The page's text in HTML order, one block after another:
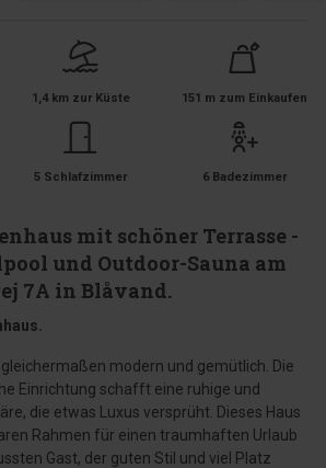
1,4 km zur Küste 151 m zum Einkaufen
5 Schlafzimmer 6 Badezimmer
mit schöner Terrasse -
und Outdoor-Sauna am
7A in Blåvand.
modern und gemütlich. Die
Einrichtung schafft eine ruhige und
die etwas Luxus versprüht. Dieses Haus
Rahmen für einen traumhaften Urlaub
Gast, der guten Stil und viel Platz